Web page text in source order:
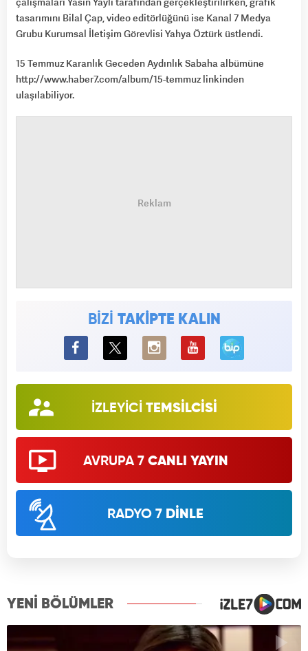
tasarımını Bilal Çap, video editörlüğünü ise Kanal 7 Medya
Grubu Kurumsal İletişim Görevlisi Yahya Öztürk üstlendi.
15 Temmuz Karanlık Geceden Aydınlık Sabaha albümüne
http://www.haber7.com/album/15-temmuz linkinden
ulaşılabiliyor.
BİZİ TAKİPTE KALIN
BiP
İZLEYİCİ TEMSİLCİSİ
AVRUPA 7 CANLI YAYIN
RADYO 7 DİNLE
YENİ BÖLÜMLER